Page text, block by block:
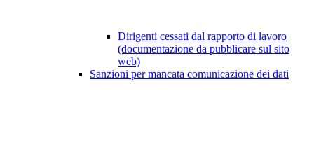
Dirigenti cessati dal rapporto di lavoro
(documentazione da pubblicare sul sito
web)
Sanzioni per mancata comunicazione dei dati